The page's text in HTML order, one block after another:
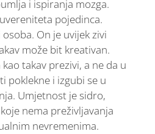
i ispiranja mozga.
pojedinca.
On je uvijek zivi
može bit kreativan.
takav prezivi, a ne da u
poklekne i izgubi se u
Umjetnost je sidro,
nema preživljavanja
nevremenima.